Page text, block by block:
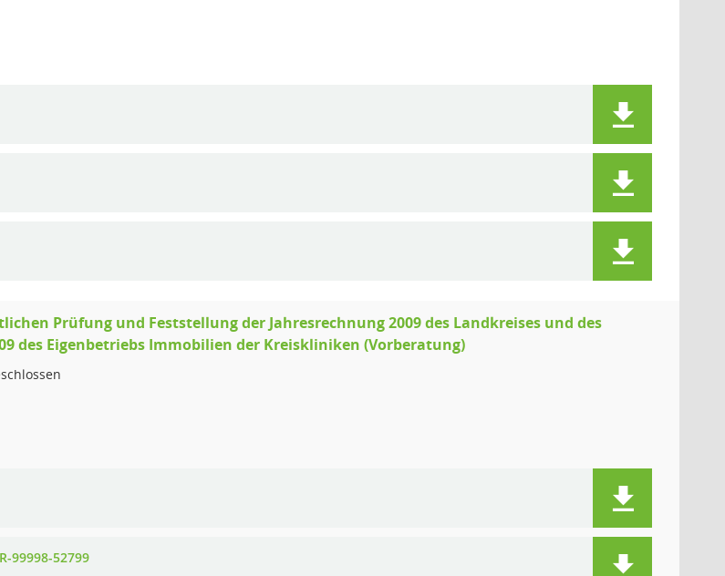
Prüfung und Feststellung der Jahresrechnung 2009 des Landkreises und des
des Eigenbetriebs Immobilien der Kreiskliniken (Vorberatung)
99998-52799